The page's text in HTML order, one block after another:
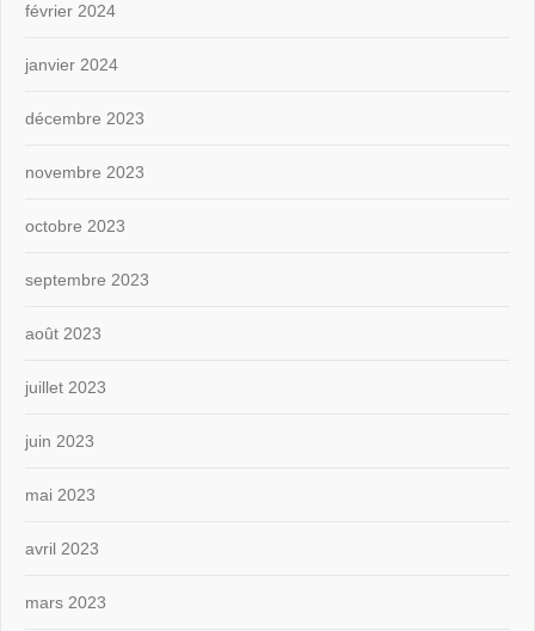
février 2024
janvier 2024
décembre 2023
novembre 2023
octobre 2023
septembre 2023
août 2023
juillet 2023
juin 2023
mai 2023
avril 2023
mars 2023